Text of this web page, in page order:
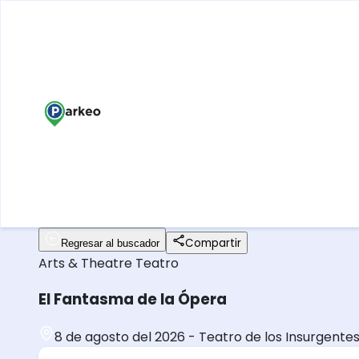
Regresar al buscador Compartir
Arts & Theatre Teatro
El Fantasma de la Ópera
8 de agosto del 2026 - Teatro de los Insurgentes